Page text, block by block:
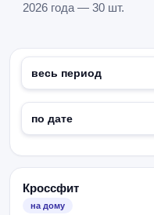
2026 года — 30 шт.
Кроссфит
на дому